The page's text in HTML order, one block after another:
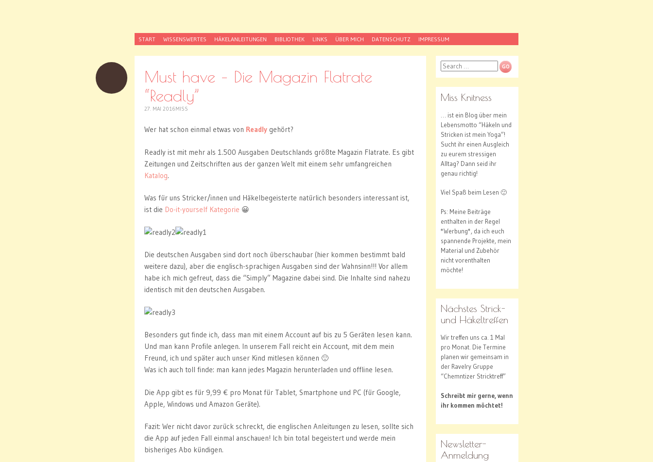
MissKnitness
Kaufst du noch oder strickst du schon?
SKIP
TO
CONTENT
START WISSENSWERTES HÄKELANLEITUNGEN BIBLIOTHEK LINKS ÜBER MICH DATENSCHUTZ IMPRESSUM
Must have – Die Magazin Flatrate
“Readly”
27. MAI 2016MISS
Wer hat schon einmal etwas von Readly gehört?
Readly ist mit mehr als 1.500 Ausgaben Deutschlands größte Magazin Flatrate. Es gibt
Zeitungen und Zeitschriften aus der ganzen Welt mit einem sehr umfangreichen
Katalog.
Was für uns Stricker/innen und Häkelbegeisterte natürlich besonders interessant ist,
ist die Do-it-yourself Kategorie 😀
Die deutschen Ausgaben sind dort noch überschaubar (hier kommen bestimmt bald
weitere dazu), aber die englisch-sprachigen Ausgaben sind der Wahnsinn!!! Vor allem
habe ich mich gefreut, dass die “Simply” Magazine dabei sind. Die Inhalte sind nahezu
identisch mit den deutschen Ausgaben.
Besonders gut finde ich, dass man mit einem Account auf bis zu 5 Geräten lesen kann.
Und man kann Profile anlegen. In unserem Fall reicht ein Account, mit dem mein
Freund, ich und später auch unser Kind mitlesen können 🙂
Was ich auch toll finde: man kann jedes Magazin herunterladen und offline lesen.
Die App gibt es für 9,99 € pro Monat für Tablet, Smartphone und PC (für Google,
Apple, Windows und Amazon Geräte).
Fazit: Wer nicht davor zurück schreckt, die englischen Anleitungen zu lesen, sollte sich
die App auf jeden Fall einmal anschauen! Ich bin total begeistert und werde mein
bisheriges Abo kündigen.
Search
Miss Knitness
… ist ein Blog über mein
Lebensmotto “Häkeln und
Stricken ist mein Yoga”!
Sucht ihr einen Ausgleich
zu eurem stressigen
Alltag? Dann seid ihr
genau richtig!
Viel Spaß beim Lesen 🙂
Ps: Meine Beiträge
enthalten in der Regel
*Werbung*, da ich euch
spannende Projekte, mein
Material und Zubehör
nicht vorenthalten
möchte!
Nächstes Strick-
und Häkeltreffen
Wir treffen uns ca. 1 Mal
pro Monat. Die Termine
planen wir gemeinsam in
der Ravelry Gruppe
“Chemntizer Stricktreff”
Schreibt mir gerne, wenn
ihr kommen möchtet!
Newsletter-
Anmeldung